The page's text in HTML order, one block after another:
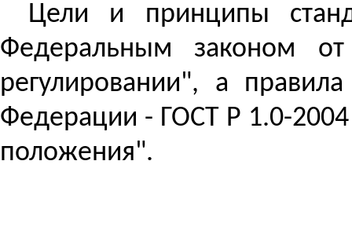
Цели и принципы
Федеральным законом
регулировании", а
Федерации - ГОСТ Р 1.0-
положения".